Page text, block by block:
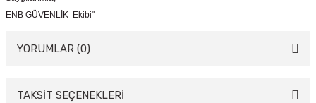
ENB GÜVENLİK Ekibi"
YORUMLAR (0)
Bu ürüne ilk yorumu siz yapın!
TAKSİT SEÇENEKLERİ